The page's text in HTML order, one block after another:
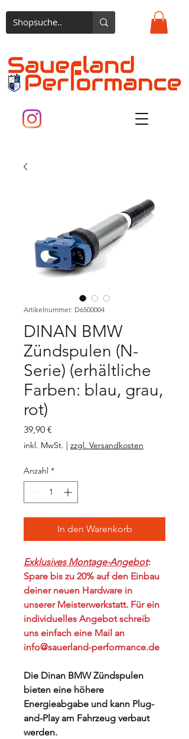
Artikelnummer: D6500004
DINAN BMW
Zündspulen (N-
Serie) (erhältliche
Farben: blau, grau,
rot)
39,90 €
inkl. MwSt. | zzgl. Versandkosten
Anzahl *
In den Warenkorb
Exklusives Montage-Angebot:
Spare bis zu 20% auf den Einbau
deiner neuen Hardware in
unserer Meisterwerkstatt. Für ein
individuelles Angebot schreib
uns einfach eine Mail an
info@sauerland-performance.de
Die Dinan BMW Zündspulen
bieten eine höhere
Energieabgabe und kann Plug-
and-Play am Fahrzeug verbaut
werden.